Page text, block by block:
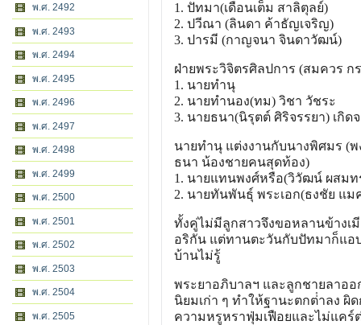
พ.ศ. 2492
พ.ศ. 2493
พ.ศ. 2494
พ.ศ. 2495
พ.ศ. 2496
พ.ศ. 2497
พ.ศ. 2498
พ.ศ. 2499
พ.ศ. 2500
พ.ศ. 2501
พ.ศ. 2502
พ.ศ. 2503
พ.ศ. 2504
พ.ศ. 2505
1. ปัทมา(เดือนเต็ม สาลิตุลย์)
2. ปวีณา (ลินดา ค้าธัญเจริญ)
3. ปารมี (กาญจนา จินดาวัฒน์)
ฝ่ายพระวิจิตรศิลปการ (สมควร ก
1. นายทํานุ
2. นายทํานอง(ทม) วิชา วัชระ
3. นายธนา(นิรุตต์ ศิริจรรยา) เกิ
นายทํานุ แต่งงานกับนางพิศมร (
ธนา น้องชายคนสุดท้อง)
1. นายแทนพงศ์หรือ(วิวัฒน์ ผสมท
2. นายทันพันธุ์ พระเอก(ธงชัย แม
ทั้งคู่ไม่มีลูกสาวจึงขอหลานข้างเ
อริกัน แต่ทานตะวันกับปัทมาก็แอบ
บ้านไม่รู้
พระยาอภิบาลฯ และลูกชายลาออ
นิยมเก่า ๆ ทําให้ฐานะตกต่ําลง
ความหรูหราฟุ่มเฟือยและไม่แค